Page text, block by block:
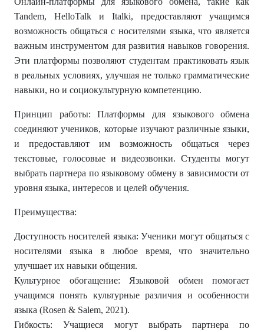
Tandem, HelloTalk и Italki, предоставляют учащимся
возможность общаться с носителями языка, что является
важным инструментом для развития навыков говорения.
Эти платформы позволяют студентам практиковать язык
в реальных условиях, улучшая не только грамматические
навыки, но и социокультурную компетенцию.
Принцип работы: Платформы для языкового обмена
соединяют учеников, которые изучают различные языки,
и предоставляют им возможность общаться через
текстовые, голосовые и видеозвонки. Студенты могут
выбрать партнера по языковому обмену в зависимости от
уровня языка, интересов и целей обучения.
Преимущества:
Доступность носителей языка: Ученики могут общаться с
носителями языка в любое время, что значительно
улучшает их навыки общения.
Культурное обогащение: Языковой обмен помогает
учащимся понять культурные различия и особенности
языка (Rosen & Salem, 2021).
Гибкость: Учащиеся могут выбрать партнера по